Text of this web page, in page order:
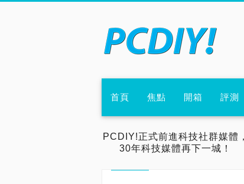
首頁 焦點 開箱 評測
PCDIY!正式前進科技社群媒體，
30年科技媒體再下一城！